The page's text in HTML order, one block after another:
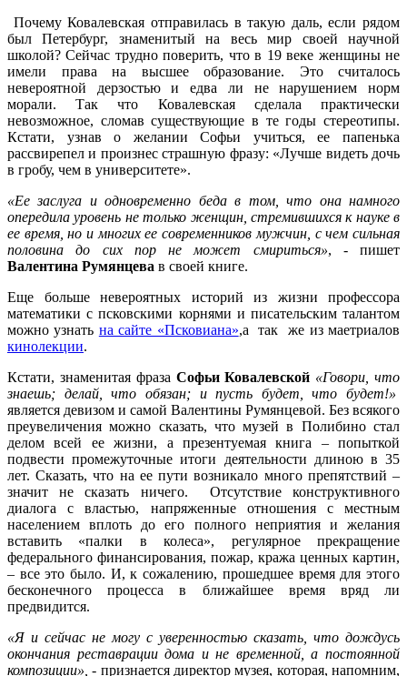
Почему Ковалевская отправилась в такую даль, если рядом
был Петербург, знаменитый на весь мир своей научной
школой? Сейчас трудно поверить, что в 19 веке женщины не
имели права на высшее образование. Это считалось
невероятной дерзостью и едва ли не нарушением норм
морали. Так что Ковалевская сделала практически
невозможное, сломав существующие в те годы стереотипы.
Кстати, узнав о желании Софьи учиться, ее папенька
рассвирепел и произнес страшную фразу: «Лучше видеть дочь
в гробу, чем в университете».
«Ее заслуга и одновременно беда в том, что она намного
опередила уровень не только женщин, стремившихся к науке в
ее время, но и многих ее современников мужчин, с чем сильная
половина до сих пор не может смириться», - пишет
Валентина Румянцева в своей книге.
Еще больше невероятных историй из жизни профессора
математики с псковскими корнями и писательским талантом
можно узнать на сайте «Псковиана»,а так же из маетриалов
кинолекции.
Кстати, знаменитая фраза Софьи Ковалевской «Говори, что
знаешь; делай, что обязан; и пусть будет, что будет!»
является девизом и самой Валентины Румянцевой. Без всякого
преувеличения можно сказать, что музей в Полибино стал
делом всей ее жизни, а презентуемая книга – попыткой
подвести промежуточные итоги деятельности длиною в 35
лет. Сказать, что на ее пути возникало много препятствий –
значит не сказать ничего. Отсутствие конструктивного
диалога с властью, напряженные отношения с местным
населением вплоть до его полного неприятия и желания
вставить «палки в колеса», регулярное прекращение
федерального финансирования, пожар, кража ценных картин,
– все это было. И, к сожалению, прошедшее время для этого
бесконечного процесса в ближайшее время вряд ли
предвидится.
«Я и сейчас не могу с уверенностью сказать, что дождусь
окончания реставрации дома и не временной, а постоянной
композиции», - признается директор музея, которая, напомним,